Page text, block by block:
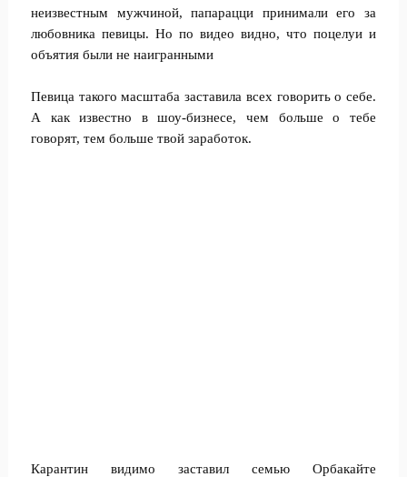
неизвестным мужчиной, папарацци принимали его за
любовника певицы. Но по видео видно, что поцелуи и
объятия были не наигранными
Певица такого масштаба заставила всех говорить о себе.
А как известно в шоу-бизнесе, чем больше о тебе
говорят, тем больше твой заработок.
Карантин видимо заставил семью Орбакайте